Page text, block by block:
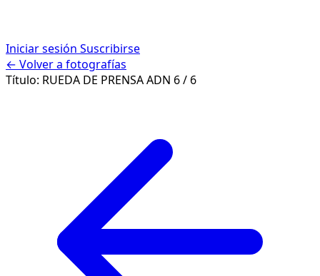
Iniciar sesión Suscribirse
← Volver a fotografías
Título: RUEDA DE PRENSA ADN 6 / 6